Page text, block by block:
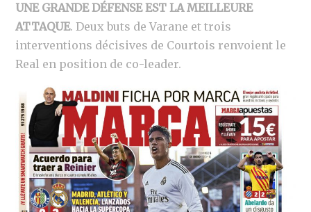
UNE GRANDE DÉFENSE EST LA MEILLEURE
ATTAQUE.Deux buts de Varane et trois
interventions décisives de Courtois renvoient le
Real en position de co-leader.